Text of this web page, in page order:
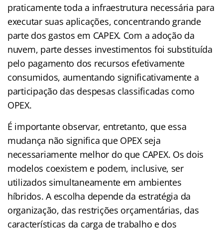
praticamente toda a infraestrutura necessária para
executar suas aplicações, concentrando grande
parte dos gastos em CAPEX. Com a adoção da
nuvem, parte desses investimentos foi substituída
pelo pagamento dos recursos efetivamente
consumidos, aumentando significativamente a
participação das despesas classificadas como
OPEX.
É importante observar, entretanto, que essa
mudança não significa que OPEX seja
necessariamente melhor do que CAPEX. Os dois
modelos coexistem e podem, inclusive, ser
utilizados simultaneamente em ambientes
híbridos. A escolha depende da estratégia da
organização, das restrições orçamentárias, das
características da carga de trabalho e dos